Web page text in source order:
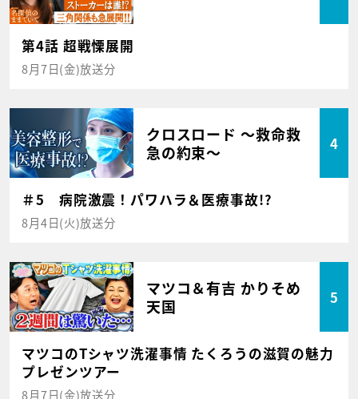
第4話 超戦慄展開
8月7日(金)放送分
クロスロード ～救命救
急の約束～
4
＃5 病院激震！パワハラ＆医療事故!?
8月4日(火)放送分
マツコ＆有吉 かりそめ
天国
5
マツコのTシャツ洗濯事情 たくろうの滋賀の魅力
プレゼンツアー
8月7日(金)放送分